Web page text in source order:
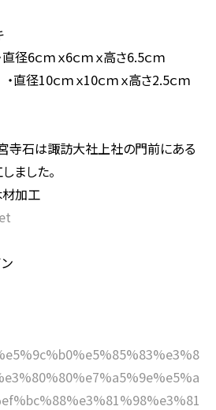
直径6ｃｍｘ6ｃｍｘ高さ6.5ｃｍ
10ｃｍｘ10ｃｍｘ高さ2.5ｃｍ
寺石は諏訪大社上社の門前にある
ました。
加工